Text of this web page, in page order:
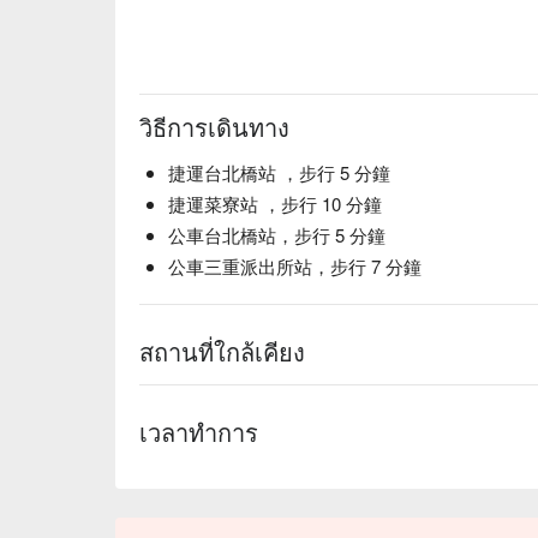
วิธีการเดินทาง
捷運台北橋站 ，步行 5 分鐘
捷運菜寮站 ，步行 10 分鐘
公車台北橋站，步行 5 分鐘
公車三重派出所站，步行 7 分鐘
สถานที่ใกล้เคียง
เวลาทำการ